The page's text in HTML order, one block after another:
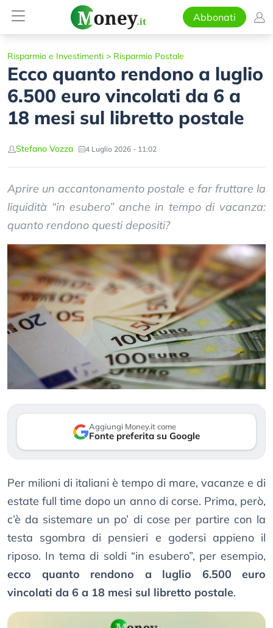
Abbonati
Risparmio e Investimenti > Risparmio Postale
Ecco quanto rendono a luglio
6.500 euro vincolati da 6 a
18 mesi sul libretto postale
Stefano Vozza 4 Luglio 2026 - 11:02
Aprire un accantonamento postale e far fruttare la
liquidità “in esubero” anche in tempo di vacanza:
quanto rendono questi depositi?
Aggiungi Money.it come
Fonte preferita su Google
Per milioni di italiani è tempo di mare, vacanze e di
estate full time dopo un anno di corse. Prima, però,
c’è da sistemare un po’ di cose per partire con la
testa sgombra di pensieri e godersi appieno il
riposo. In tema di soldi “in esubero”, per esempio,
ecco quanto rendono a luglio 6.500 euro
vincolati da 6 a 18 mesi sul libretto postale.